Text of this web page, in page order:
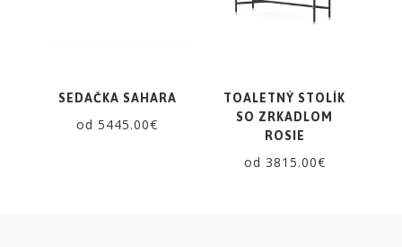
SEDAČKA SAHARA
od 5445.00€
TOALETNÝ STOLÍK
SO ZRKADLOM
ROSIE
od 3815.00€